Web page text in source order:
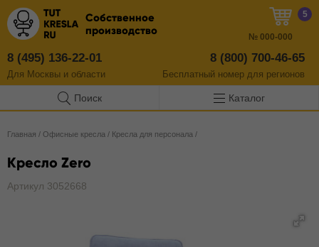
Собственное
производство
8 (495) 136-22-01
Для Москвы и области
8 (800) 700-46-65
Бесплатный номер для регионов
5
№ 000-000
Поиск Каталог
Главная / Офисные кресла / Кресла для персонала /
Кресло Zero
Артикул 3052668